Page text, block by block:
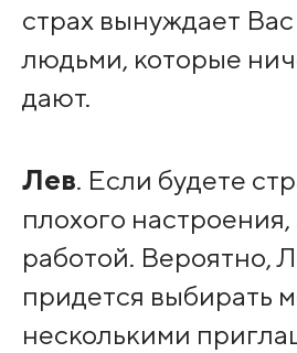
страх вынуждает
людьми, которые
дают.
Лев. Если будете
плохого
работой. Вероятно,
придется выбирать
несколькими